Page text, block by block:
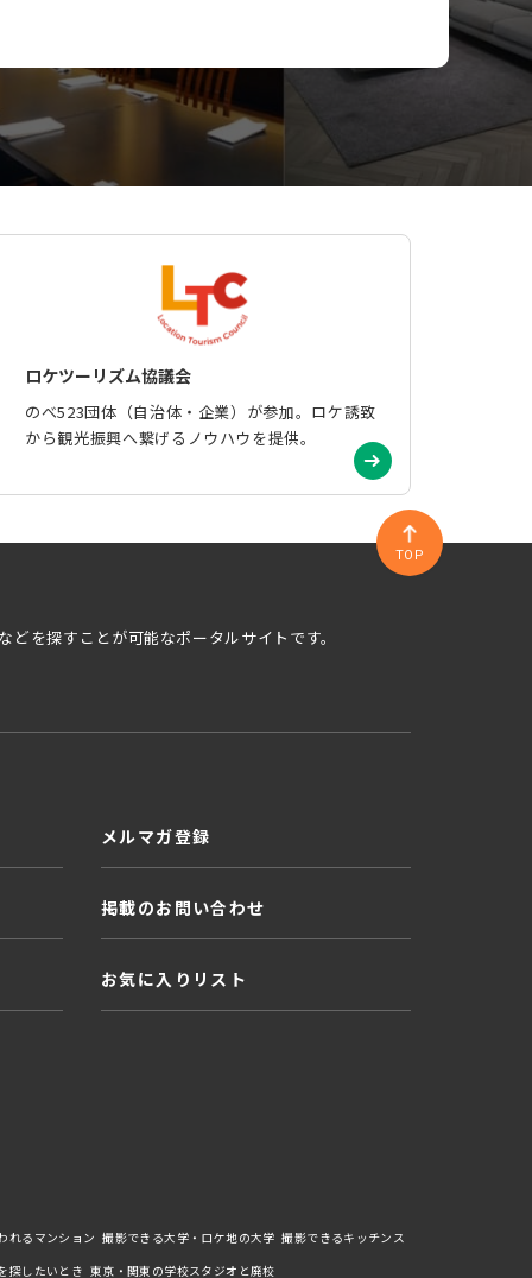
ロケツーリズム協議会
のべ523団体（自治体・企業）が参加。ロケ誘致
から観光振興へ繋げるノウハウを提供。
TOP
を探すことが可能なポータルサイトです。
メルマガ登録
掲載のお問い合わせ
お気に入りリスト
れるマンション 撮影できる大学・ロケ地の大学 撮影できるキッチンス
探したいとき 東京・関東の学校スタジオと廃校